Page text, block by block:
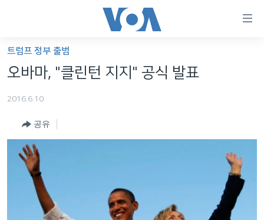
가
능
인
VOD
라디오
프로그램
주파수 안내
FOLLOW US
언어 선택
트럼프 정부 출범
오바마, "클린턴 지지" 공식 발표
2016.6.10
공유